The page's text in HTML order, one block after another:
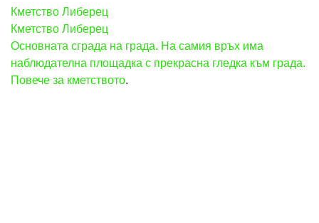
Кметство Либерец
Кметство Либерец
Основната сграда на града. На самия връх има
наблюдателна площадка с прекрасна гледка към града.
Повече за кметството.